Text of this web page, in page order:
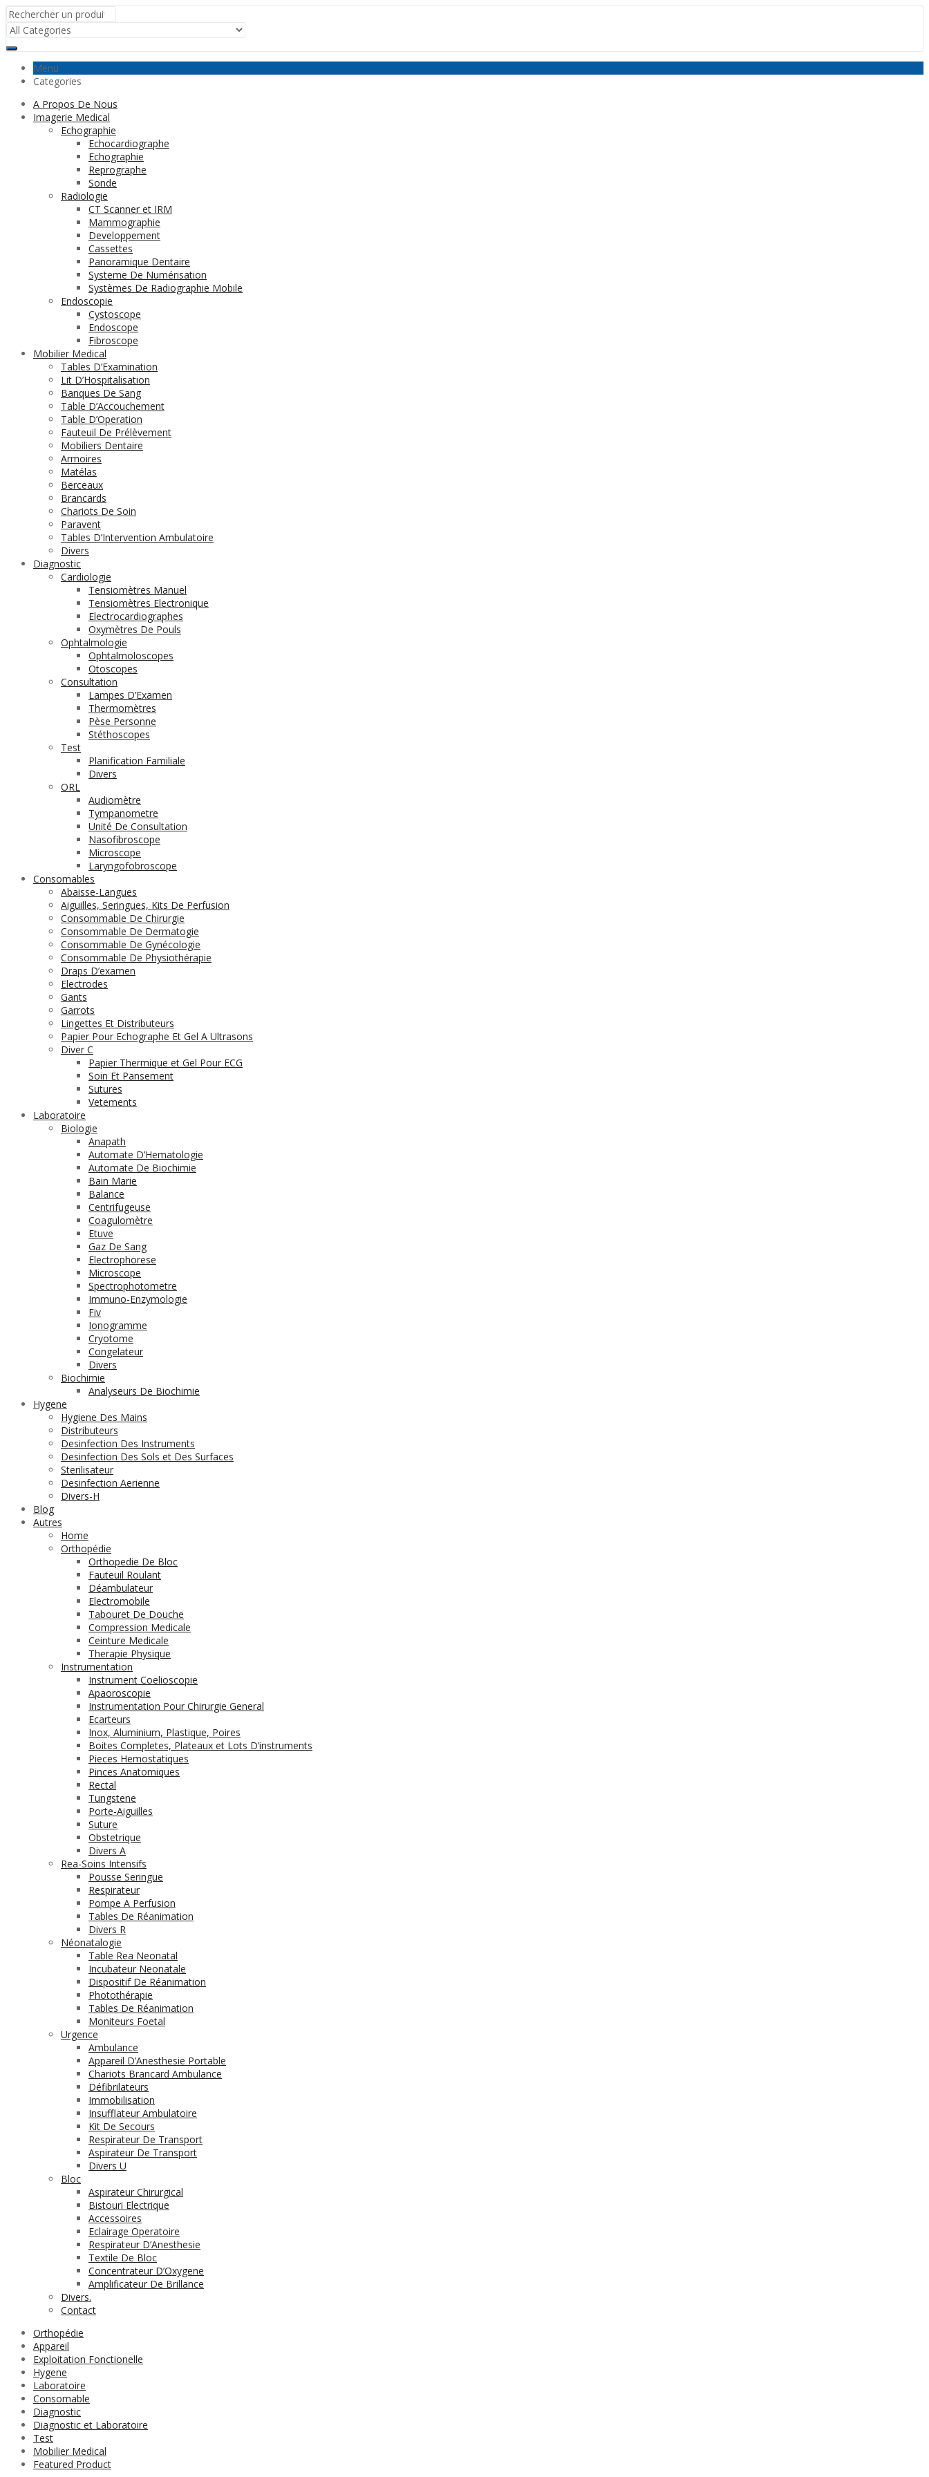
Menu
Categories
A Propos De Nous
Imagerie Medical
Echographie
Echocardiographe
Echographie
Reprographe
Sonde
Radiologie
CT Scanner et IRM
Mammographie
Developpement
Cassettes
Panoramique Dentaire
Systeme De Numérisation
Systèmes De Radiographie Mobile
Endoscopie
Cystoscope
Endoscope
Fibroscope
Mobilier Medical
Tables D’Examination
Lit D’Hospitalisation
Banques De Sang
Table D’Accouchement
Table D’Operation
Fauteuil De Prélèvement
Mobiliers Dentaire
Armoires
Matélas
Berceaux
Brancards
Chariots De Soin
Paravent
Tables D’Intervention Ambulatoire
Divers
Diagnostic
Cardiologie
Tensiomètres Manuel
Tensiomètres Electronique
Electrocardiographes
Oxymètres De Pouls
Ophtalmologie
Ophtalmoloscopes
Otoscopes
Consultation
Lampes D’Examen
Thermomètres
Pèse Personne
Stéthoscopes
Test
Planification Familiale
Divers
ORL
Audiomètre
Tympanometre
Unité De Consultation
Nasofibroscope
Microscope
Laryngofobroscope
Consomables
Abaisse-Langues
Aiguilles, Seringues, Kits De Perfusion
Consommable De Chirurgie
Consommable De Dermatogie
Consommable De Gynécologie
Consommable De Physiothérapie
Draps D’examen
Electrodes
Gants
Garrots
Lingettes Et Distributeurs
Papier Pour Echographe Et Gel A Ultrasons
Diver C
Papier Thermique et Gel Pour ECG
Soin Et Pansement
Sutures
Vetements
Laboratoire
Biologie
Anapath
Automate D’Hematologie
Automate De Biochimie
Bain Marie
Balance
Centrifugeuse
Coagulomètre
Etuve
Gaz De Sang
Electrophorese
Microscope
Spectrophotometre
Immuno-Enzymologie
Fiv
Ionogramme
Cryotome
Congelateur
Divers
Biochimie
Analyseurs De Biochimie
Hygene
Hygiene Des Mains
Distributeurs
Desinfection Des Instruments
Desinfection Des Sols et Des Surfaces
Sterilisateur
Desinfection Aerienne
Divers-H
Blog
Autres
Home
Orthopédie
Orthopedie De Bloc
Fauteuil Roulant
Déambulateur
Electromobile
Tabouret De Douche
Compression Medicale
Ceinture Medicale
Therapie Physique
Instrumentation
Instrument Coelioscopie
Apaoroscopie
Instrumentation Pour Chirurgie General
Ecarteurs
Inox, Aluminium, Plastique, Poires
Boites Completes, Plateaux et Lots D’instruments
Pieces Hemostatiques
Pinces Anatomiques
Rectal
Tungstene
Porte-Aiguilles
Suture
Obstetrique
Divers A
Rea-Soins Intensifs
Pousse Seringue
Respirateur
Pompe A Perfusion
Tables De Réanimation
Divers R
Néonatalogie
Table Rea Neonatal
Incubateur Neonatale
Dispositif De Réanimation
Photothérapie
Tables De Réanimation
Moniteurs Foetal
Urgence
Ambulance
Appareil D’Anesthesie Portable
Chariots Brancard Ambulance
Défibrilateurs
Immobilisation
Insufflateur Ambulatoire
Kit De Secours
Respirateur De Transport
Aspirateur De Transport
Divers U
Bloc
Aspirateur Chirurgical
Bistouri Electrique
Accessoires
Eclairage Operatoire
Respirateur D’Anesthesie
Textile De Bloc
Concentrateur D’Oxygene
Amplificateur De Brillance
Divers.
Contact
Orthopédie
Appareil
Exploitation Fonctionelle
Hygene
Laboratoire
Consomable
Diagnostic
Diagnostic et Laboratoire
Test
Mobilier Medical
Featured Product